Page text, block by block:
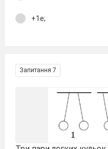
+1е;
Запитання 7